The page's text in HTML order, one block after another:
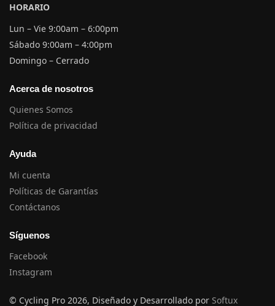
HORARIO
Lun – Vie 9:00am – 6:00pm
Sábado 9:00am – 4:00pm
Domingo – Cerrado
Acerca de nosotros
Quienes Somos
Política de privacidad
Ayuda
Mi cuenta
Políticas de Garantías
Contáctanos
Síguenos
Facebook
Instagram
© Cycling Pro 2026, Diseñado y Desarrollado por Softux